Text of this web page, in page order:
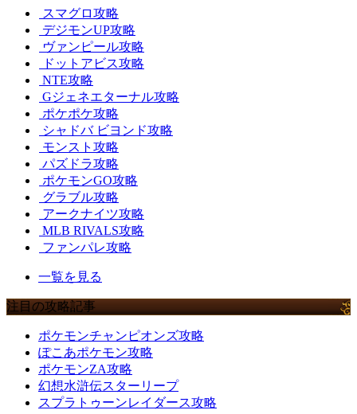
スマグロ攻略
デジモンUP攻略
ヴァンピール攻略
ドットアビス攻略
NTE攻略
Gジェネエターナル攻略
ポケポケ攻略
シャドバ ビヨンド攻略
モンスト攻略
パズドラ攻略
ポケモンGO攻略
グラブル攻略
アークナイツ攻略
MLB RIVALS攻略
ファンパレ攻略
一覧を見る
注目の攻略記事
ポケモンチャンピオンズ攻略
ぽこあポケモン攻略
ポケモンZA攻略
幻想水滸伝スターリープ
スプラトゥーンレイダース攻略